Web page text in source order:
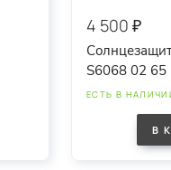
4 500 ₽
S6068 02 65
ЕСТЬ В
В